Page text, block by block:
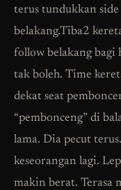
terus tundukkan
belakang.Tiba2
follow belakang bagi
tak boleh. Time
dekat seat
“pembonceng” di
lama. Dia pecut
keseorangan lagi.
makin berat. Terasa